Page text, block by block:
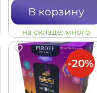
В корзину
на складе: много
-20%